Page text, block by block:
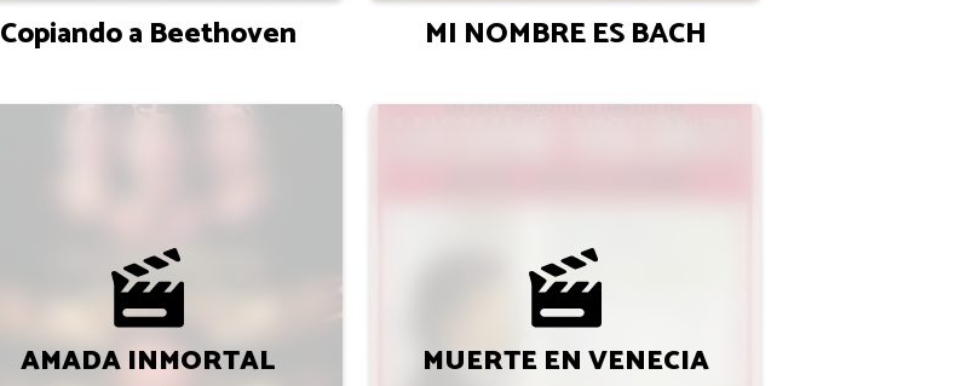
Copiando a Beethoven MI NOMBRE ES BACH
AMADA INMORTAL MUERTE EN VENECIA